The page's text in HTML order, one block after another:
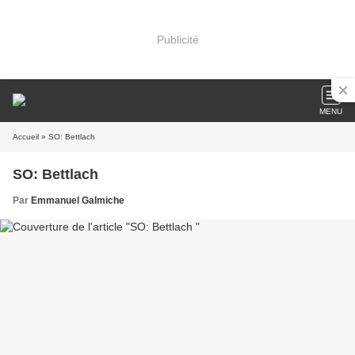
Publicité
MENU
Accueil » SO: Bettlach
SO: Bettlach
Par Emmanuel Galmiche